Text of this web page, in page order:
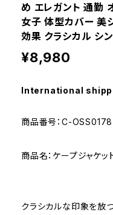
め エレガント 通勤
女子 体型カバー 美
効果 クラシカル
¥8,980
International
商品番号：C-OSS0178
商品名：ケープジャケッ
クラシカルな印象を放